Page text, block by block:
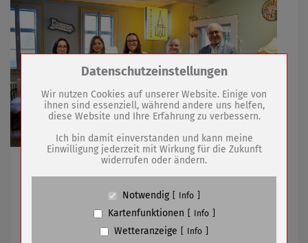
Drei engagierte junge Frauen bereichern zukünftig die
Stadtverwaltung
Zum Betrieb der Seite notwendige Cookies /
Name
PHP Session Cookie
Anbieter
Eigentümer dieser Website (Wenko-
Wenselaar GmbH & Co. KG)
Absicherung Kontaktformular / SPAM
Cookiespeicherung Entscheidungscookie
Datenschutzeinstellungen
Wir nutzen Cookies auf unserer Website. Einige von
ihnen sind essenziell, während andere uns helfen,
diese Website und Ihre Erfahrung zu verbessern.
Ich bin damit einverstanden und kann meine
Einwilligung jederzeit mit Wirkung für die Zukunft
widerrufen oder ändern.
Notwendig Info
Kartenfunktionen Info
Wetteranzeige Info